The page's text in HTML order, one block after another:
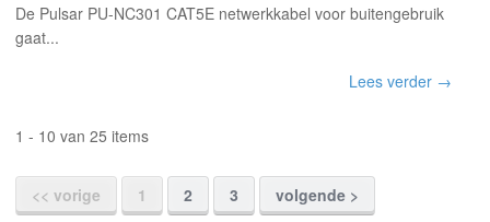
De Pulsar PU-NC301 CAT5E netwerkkabel voor buitengebruik
gaat...
Lees verder →
1 - 10 van 25 items
<< vorige 1 2 3 volgende >